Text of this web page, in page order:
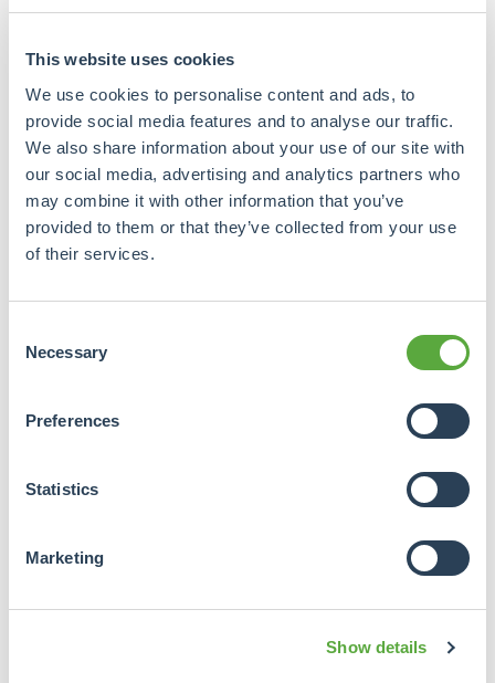
This website uses cookies
We use cookies to personalise content and ads, to
provide social media features and to analyse our traffic.
We also share information about your use of our site with
our social media, advertising and analytics partners who
may combine it with other information that you’ve
provided to them or that they’ve collected from your use
of their services.
Selection
Necessary
Preferences
Statistics
Marketing
Show details
werden weitere persönliche Daten,
Unternehmensdaten abgefragt.
Wie lautet Ihre E-Mail Adresse?
Bitte geben Sie Ihr Passwort ein

voorwaarden
Crowdrealestate und alle
von Crowdrealestate. Online Payment